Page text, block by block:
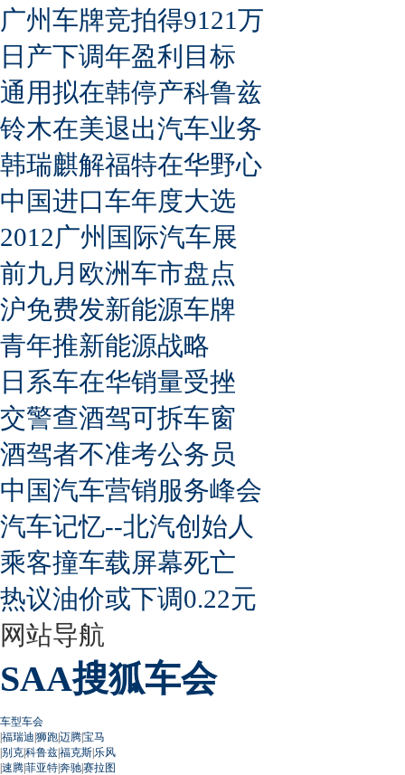
广州车牌竞拍得9121万
日产下调年盈利目标
通用拟在韩停产科鲁兹
铃木在美退出汽车业务
韩瑞麒解福特在华野心
中国进口车年度大选
2012广州国际汽车展
前九月欧洲车市盘点
沪免费发新能源车牌
青年推新能源战略
日系车在华销量受挫
交警查酒驾可拆车窗
酒驾者不准考公务员
中国汽车营销服务峰会
汽车记忆--北汽创始人
乘客撞车载屏幕死亡
热议油价或下调0.22元
网站导航
SAA搜狐车会
车型车会
|福瑞迪|狮跑|迈腾|宝马
|别克|科鲁兹|福克斯|乐风
|速腾|菲亚特|奔驰|赛拉图